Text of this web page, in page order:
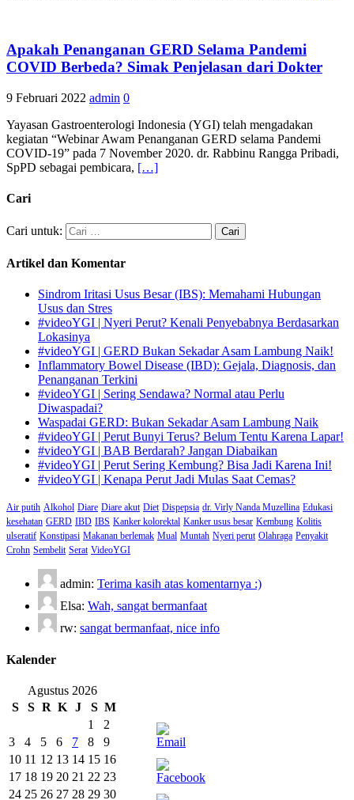
Apakah Penanganan GERD Selama Pandemi
COVID Berbeda? Simak Penjelasan dari Dokter
9 Februari 2022 admin 0
Yayasan Gastroenterologi Indonesia (YGI) telah mengadakan
kegiatan “Webinar Awam Penanganan GERD selama Pandemi
COVID-19” pada 7 November 2020. dr. Rabbinu Rangga Pribadi,
SpPD sebagai pembicara, […]
Cari
Cari untuk:
Artikel dan Komentar
Sindrom Iritasi Usus Besar (IBS): Memahami Hubungan
Usus dan Stres
#videoYGI | Nyeri Perut? Kenali Penyebabnya Berdasarkan
Lokasinya
#videoYGI | GERD Bukan Sekadar Asam Lambung Naik!
Inflammatory Bowel Disease (IBD): Gejala, Diagnosis, dan
Penanganan Terkini
#videoYGI | Sering Sendawa? Normal atau Perlu
Diwaspadai?
Waspadai GERD: Bukan Sekadar Asam Lambung Naik
#videoYGI | Perut Bunyi Terus? Belum Tentu Karena Lapar!
#videoYGI | BAB Berdarah? Jangan Diabaikan
#videoYGI | Perut Sering Kembung? Bisa Jadi Karena Ini!
#videoYGI | Kenapa Perut Jadi Mulas Saat Cemas?
Air putih Alkohol Diare Diare akut Diet Dispepsia dr. Virly Nanda Muzellina Edukasi
kesehatan GERD IBD IBS Kanker kolorektal Kanker usus besar Kembung Kolitis
ulseratif Konstipasi Makanan berlemak Mual Muntah Nyeri perut Olahraga Penyakit
Crohn Sembelit Serat VideoYGI
admin: Terima kasih atas komentarnya :)
Elsa: Wah, sangat bermanfaat
rw: sangat bermanfaat, nice info
Kalender
Agustus 2026
S
S R K J S M
1
2
3
4 5 6 7 8
9
10 11 12 13 14 15 16
17 18 19 20 21 22 23
24 25 26 27 28 29 30